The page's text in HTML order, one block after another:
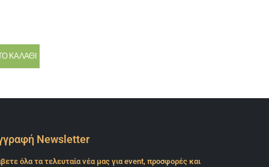
ΚΑΛΆΘΙ
Newsletter
όλα τα τελευταία νέα μας για event, προσφορές και